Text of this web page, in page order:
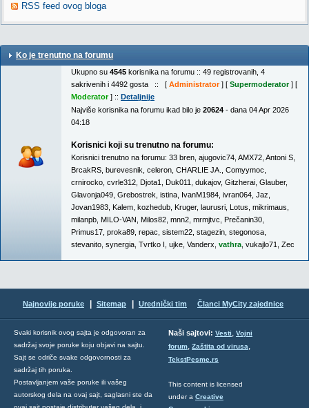
RSS feed ovog bloga
Ko je trenutno na forumu
Ukupno su 4545 korisnika na forumu :: 49 registrovanih, 4
sakrivenih i 4492 gosta :: [ Administrator] [ Supermoderator] [
Moderator] :: Detaljnije
Najviše korisnika na forumu ikad bilo je 20624 - dana 04 Apr 2026
04:18
Korisnici koji su trenutno na forumu:
Korisnici trenutno na forumu: 33 bren ajugovic74 AMX72 Antoni S
BrcakRS burevesnik celeron CHARLIE JA. Comyymoc
crnirocko cvrle312 Djota1 Duk011 dukajov, Gitzherai Glauber,
Glavonja049 Grebostrek istina IvanM1984 ivran064 Jaz
Jovan1983 Kalem kozhedub Kruger, laurusri Lotus mikrimaus
milanpb MILO-VAN Milos82 mnn2 mrmjtvc Prečanin30
Primus17 proka89 repac sistem22 stagezin stegonosa
stevanito synergia Tvrtko I ujke Vanderx vathra vukajlo71 Zec
Najnovije poruke Sitemap Urednički tim Članci MyCity zajednice
Svaki korisnik ovog sajta je odgovoran za
sadržaj svoje poruke koju objavi na sajtu.
Sajt se odriče svake odgovornosti za
sadržaj tih poruka.
Postavljanjem vaše poruke ili vašeg
autorskog dela na ovaj sajt, saglasni ste da
Naši sajtovi: Vesti, Vojni
forum, Zaštita od virusa,
TekstPesme.rs
This content is licensed
under a Creative